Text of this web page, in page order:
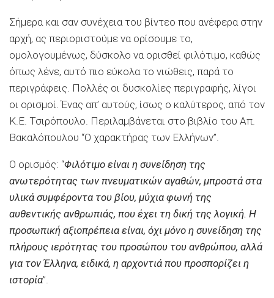
Σήμερα και σαν συνέχεια του βίντεο που ανέφερα στην
αρχή, ας περιοριστούμε να ορίσουμε το,
ομολογουμένως, δύσκολο να ορισθεί φιλότιμο, καθώς
όπως λένε, αυτό πιο εύκολα το νιώθεις, παρά το
περιγράφεις. Πολλές οι δυσκολίες περιγραφής, λίγοι
οι ορισμοί. Ένας απ’ αυτούς, ίσως ο καλύτερος, από τον
Κ.Ε. Τσιρόπουλο. Περιλαμβάνεται στο βιβλίο του Απ.
Βακαλόπουλου “Ο χαρακτήρας των Ελλήνων”.
Ο ορισμός: “Φιλότιμο είναι η συνείδηση της
ανωτερότητας των πνευματικών αγαθών, μπροστά στα
υλικά συμφέροντα του βίου, μύχια φωνή της
αυθεντικής ανθρωπιάς, που έχει τη δική της λογική. Η
προσωπική αξιοπρέπεια είναι, όχι μόνο η συνείδηση της
πλήρους ιερότητας του προσώπου του ανθρώπου, αλλά
για τον Έλληνα, ειδικά, η αρχοντιά που προσπορίζει η
ιστορία”.